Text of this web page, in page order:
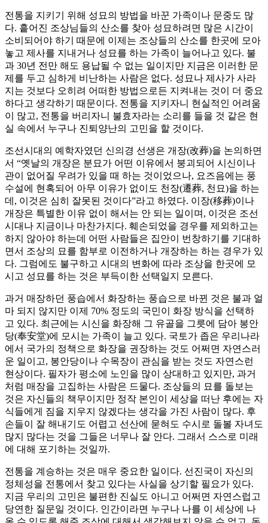
전통을 지키기 위해 성묘의 방법을 바꾼 가족이나 문중도 많
다. 흩어진 조상님들의 산소를 찾아 성묘하려면 많은 시간이
소비되어야 하기 때문에 이제는 조상들의 산소를 한곳에 모아
놓고 제사를 지내거나 성묘를 하는 가족이 늘어나고 있다. 불
과 30년 전만 해도 용납될 수 없는 일이지만 지금은 이러한 문
제를 두고 심하게 비난하는 사람은 없다. 성묘나 제사가 사라
지는 것보다 오히려 어떠한 방법으로든 지켜내는 것이 더 중요
하다고 생각하기 때문이다. 전통을 지키자니 현실적인 어려움
이 많고, 전통을 버리자니 불효자라는 소리를 들을 것 같은 현
실 속에서 누구나 진퇴양난의 고민을 할 것이다.
조선시대의 예학자였던 신의경 선생은 개장(改葬)을 논의하면
서 “옛날의 개장은 분묘가 어떤 이유에서 붕괴되어 시신이나
관이 없어질 우려가 있을 때 하는 것이었으나, 요즈음에는 풍
수설에 현혹되어 아무 이유가 없이도 천장(遷葬, 천묘)을 하는
데, 이것은 심히 잘못된 것이다”라고 하였다. 이장(移葬)이나
개장은 특별한 이유 없이 해서는 안 되는 일이며, 이것은 조선
시대나 지금이나 마찬가지다. 훼손되었을 경우를 제외하고는
하지 않아야 하는데 어떤 사람들은 집안이 번창하기를 기대하
면서 조상의 묘를 함부로 이전하거나 개장하는 하는 경우가 있
다. 그럼에도 불구하고 시대의 변화에 따라 조상을 한곳에 모
시고 성묘를 하는 것은 부득이한 선택일지 모른다.
과거 매장하던 풍습에서 화장하는 풍습으로 바뀐 것은 불과 얼
마 되지 않지만 이제 70% 정도의 국민이 화장 방식을 선택하
고 있다. 최근에는 시신을 화장해 그 유골을 그릇에 담아 봉안
당(奉安堂)에 모시는 가족이 늘고 있다. 국토가 좁은 우리나라
에서 국가의 정책으로 화장을 권장하는 것도 어쩌면 자연스러
운 일이고, 봉안당이나 수목장이 관심을 받는 것도 자연스런
현상이다. 필자가 평소에 노인을 많이 상대하고 있지만, 과거
처럼 매장을 고집하는 사람은 드물다. 조상들의 묘를 돌보는
것은 자신들의 책무이지만 정작 본인이 세상을 떠난 후에는 자
식들에게 짐을 지우지 않겠다는 생각을 가진 사람이 많다. 후
손들이 잘 해내기도 어렵고 선산에 묻혀도 수시로 돌볼 자녀도
많지 많다는 것을 그들은 너무나 잘 안다. 그래서 스스로 미래
에 대해 포기하는 것일까.
전통을 계승하는 것은 매우 중요한 일이다. 선진국이 자신의
정체성을 전통에서 찾고 있다는 사실을 상기할 필요가 있다.
지금 우리의 고민은 불편한 진실도 아니고 어쩌면 자연스럽고
당연한 질문일 것이다. 인간이라면 누구나 나를 이 세상에 나